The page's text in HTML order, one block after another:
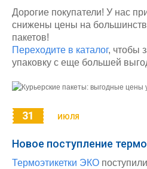
Дорогие покупатели! У нас
снижены цены на
пакетов!
Переходите в каталог, чтобы
упаковку с еще большей
31 ИЮЛЯ
Новое поступление
Термоэтикетки ЭКО